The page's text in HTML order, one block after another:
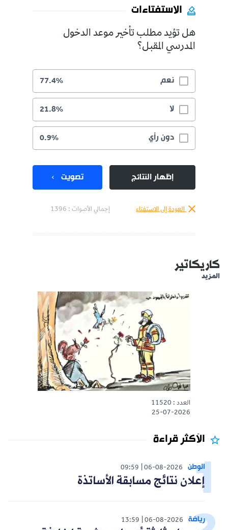
الاستفتاءات
هل تؤيد مطلب تأخير موعد الدخول
المدرسي المقبل؟
نعم 77.4%
لا 21.8%
دون رأي 0.9%
إظهار النتائج تصويت
العودة إلى الاستفتاء إجمالي الأصوات : 1396
كاريكاتير
المزيد
العدد : 11520
25-07-2026
الأكثر قراءة
الوطن 06-08-2026
09:59
إعلان نتائج مسابقة الأساتذة
رياضة 06-08-2026
13:59